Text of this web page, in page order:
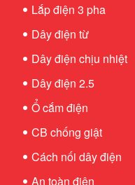
Lắp điện 3 pha
Dây điện từ
Dây điện chịu nhiệt
Dây điện 2.5
Ổ cắm điện
CB chống giật
Cách nối dây điện
An toàn điện